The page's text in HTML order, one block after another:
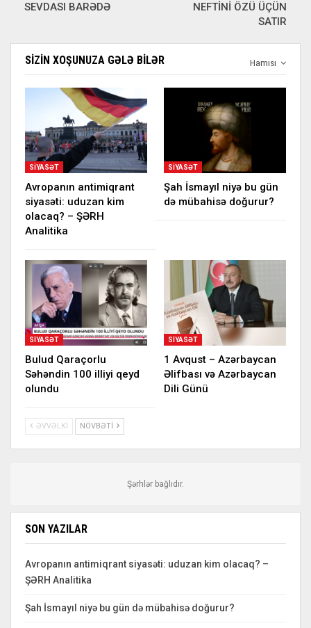
SEVDASI BARƏDƏ
NEFTİNİ ÖZÜ ÜÇÜN
SATIR
Hamısı
SIZIN XOŞUNUZA GƏLƏ BILƏR
SIYASƏT
Avropanın antimiqrant
siyasəti: uduzan kim
olacaq? – ŞƏRH
Analitika
SIYASƏT
Şah İsmayıl niyə bu gün
də mübahisə doğurur?
SIYASƏT
Bulud Qaraçorlu
Səhəndin 100 illiyi qeyd
olundu
SIYASƏT
1 Avqust – Azərbaycan
Əlifbası və Azərbaycan
Dili Günü
ƏVVƏLKI NÖVBƏTI
Şərhlər bağlıdır.
SON YAZILAR
Avropanın antimiqrant siyasəti: uduzan kim olacaq? –
ŞƏRH Analitika
Şah İsmayıl niyə bu gün də mübahisə doğurur?